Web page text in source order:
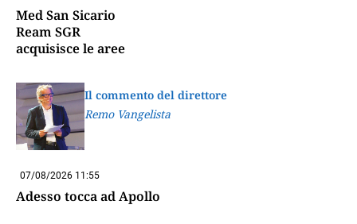
Med San Sicario
Ream SGR
acquisisce le aree
Il commento del direttore
Remo Vangelista
07/08/2026 11:55
Adesso tocca ad Apollo